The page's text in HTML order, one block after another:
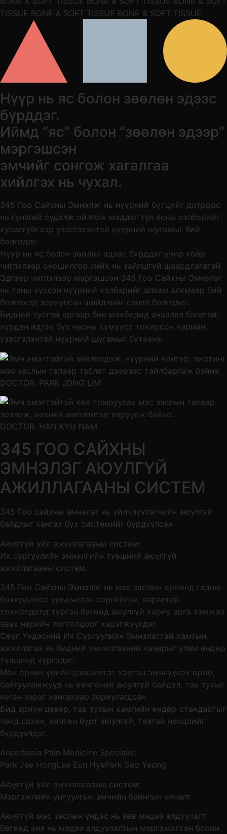
TISSUE BONE & SOFT TISSUE BONE & SOFT TISSUE
Нүүр нь яс болон зөөлөн эдээс
бүрддэг.
Иймд “яс” болон “зөөлөн эдээр”
мэргэшсэн
эмчийг сонгож хагалгаа
хийлгэх нь чухал.
345 Гоо Сайхны Эмнэлэг нь нүүрний бүтцийг дотроос
нь гүнзгий судалж ойлгож мэддэг тул ясны хэлбэрийг
хусалгүйгээр үзэсгэлэнтэй нүүрний шугамыг бий
болгодог.
Нүүр нь яс болон зөөлөн эдээс бүрддэг учир хоёр
чиглэлээр оношилгоо хийх нь зайлшгүй шаардлагатай.
Эдгээр чиглэлээр мэргэшсэн 345 Гоо Сайхны Эмнэлэг
нь таны хүссэн нүүрний хэлбэрийг алхам алхмаар бий
болгоход зориулсан шийдлийг санал болгодог.
Бидний тусгай аргаар бие махбодид ачаалал багатай,
хурдан идгэх бүх насны хүмүүст тохирсон нарийн,
үзэсгэлэнтэй нүүрний шугамыг бүтээнэ.
DOCTOR. PARK JONG LIM
DOCTOR. HAN KYU NAM
345 ГОО САЙХНЫ
ЭМНЭЛЭГ АЮУЛГҮЙ
АЖИЛЛАГААНЫ СИСТЕМ
345 Гоо сайхны эмнэлэг нь үйлчлүүлэгчийн аюулгүй
байдлыг хангах бүх системийг бүрдүүлсэн
Аюулгүй үйл ажиллагааны систем:
Их сургуулийн эмнэлгийн түвшний аюулгүй
ажиллагааны систем.
345 Гоо Сайхны Эмнэлэг нь мэс заслын өрөөнд гадны
бохирдлоос урьдчилан сэргийлэх, яаралтай
тохиолдолд түргэн бөгөөд аюулгүй хариу арга хэмжээ
авах нарийн тогтолцоог хэрэгжүүлдэг.
Сөүл Үндэсний Их Сургуулийн Эмнэлэгтэй хамтын
ажиллагаа нь бидний эмчилгээний чанарыг улам өндөр
түвшинд хүргэдэг.
Мөн орчин үеийн дэвшилтэт хэвтэн эмчлүүлэх өрөө,
байгууламжууд нь өвчтөний аюулгүй байдал, тав тухыг
нэгэн зэрэг хангахаар зориулагдсан.
Бид ариун цэвэр, тав тухын хамгийн өндөр стандартыг
чанд сахин, өвчтөн бүрт аюулгүй, таатай нөхцлийг
бүрдүүлдэг.
Anesthesia Pain Medicine Specialist
Park Jae HongLee Eun HyePark Seo Yeong
Аюулгүй үйл ажиллагааны систем:
Мэргэжлийн унтуулгын эмчийн байнгын хяналт.
Аюулгүй мэс заслын үндэс нь зөв мэдээ алдуулалт
бөгөөд энэ нь мэдээ алдуулалтын мэргэжилтэн болон